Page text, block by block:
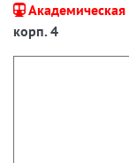
Академическая
корп. 4